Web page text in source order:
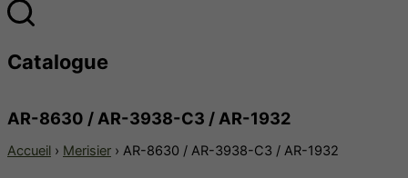
Catalogue
AR-8630 / AR-3938-C3 / AR-1932
Accueil › Merisier › AR-8630 / AR-3938-C3 / AR-1932